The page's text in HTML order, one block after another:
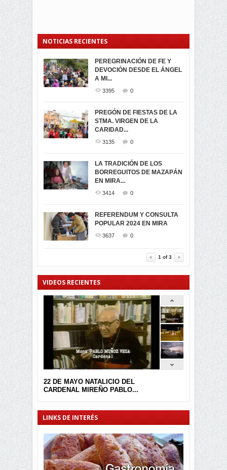
NOTICIAS RECIENTES
PEREGRINACIÓN DE FE Y
DEVOCIÓN DESDE EL ÁNGEL
A MI...
3395 0
PREGÓN DE FIESTAS DE LA
STMA. VIRGEN DE LA
CARIDAD...
3135 0
LA TRADICIÓN DE LOS
BORREGUITOS DE MAZAPÁN
EN MIRA...
3414 0
REFERENDUM Y CONSULTA
POPULAR 2024 EN MIRA
3637 0
PROCESIÓN DE LA VIRGEN
DE LA CARIDAD 2024
3062
-ENCENDIDO DEL ARBOL DE
...
MIRA
3441
TRIUNFO DE...
SEGUNDA VUELTA
ELECCIONES
PRESIDENCIALES 2023 EN
M...
ELECCION CRUCIAL:
SEGUNDA VUELTA
PRESIDENCIAL EL 1...
VIRTUALES ASAMBLEISTAS
POR LA PROVINCIA DEL
CARCHI...
MIRA.EC FUE
GALARDONADA
1 of3
VIDEOS RECIENTES
22 DE MAYO NATALICIO DEL
CARDENAL MIREÑO PABLO...
LINKS DE INTERÉS